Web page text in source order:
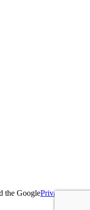
the GooglePrivacy